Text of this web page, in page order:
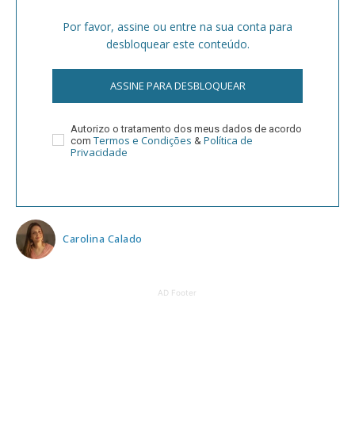
Por favor, assine ou entre na sua conta para
desbloquear este conteúdo.
ASSINE PARA DESBLOQUEAR
Autorizo o tratamento dos meus dados de acordo
com Termos e Condições & Política de
Privacidade
Carolina Calado
AD Footer